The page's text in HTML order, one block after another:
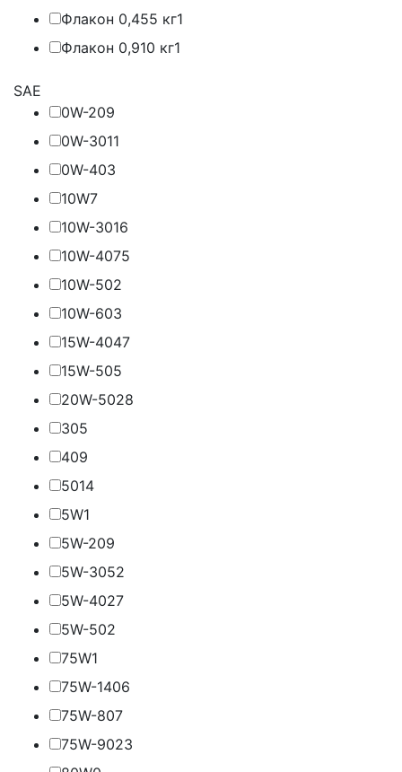
Флакон 0,455 кг1
Флакон 0,910 кг1
SAE
0W-209
0W-3011
0W-403
10W7
10W-3016
10W-4075
10W-502
10W-603
15W-4047
15W-505
20W-5028
305
409
5014
5W1
5W-209
5W-3052
5W-4027
5W-502
75W1
75W-1406
75W-807
75W-9023